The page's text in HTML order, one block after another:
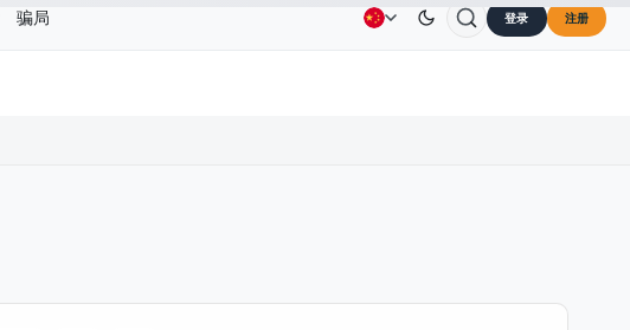
US$1.09 TRONTRXUS$0.3264↓0.30% Dogecoin DOGE
骗局 登录 注册